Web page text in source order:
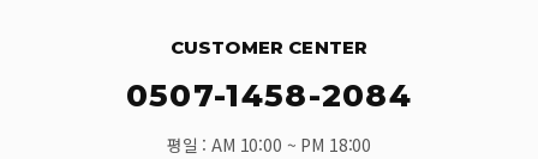
CUSTOMER CENTER
0507-1458-2084
평일 : AM 10:00 ~ PM 18:00